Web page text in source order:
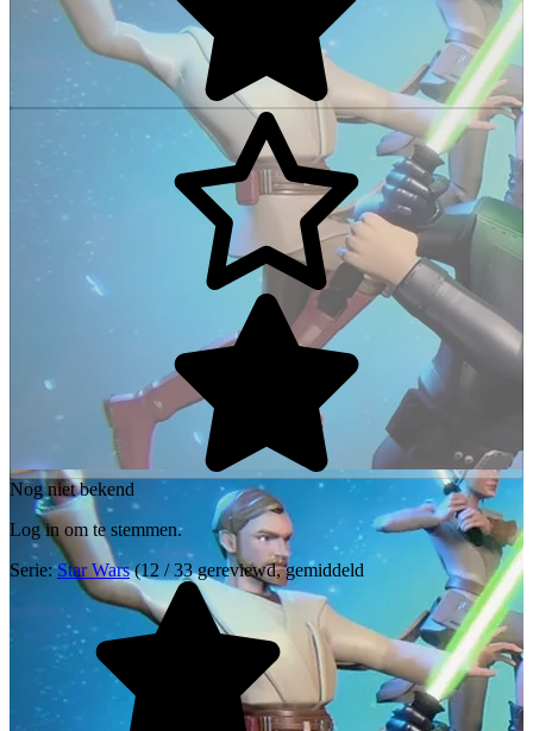
Nog niet bekend
Log in om te stemmen.
Serie: Star Wars (12 / 33 gereviewd, gemiddeld